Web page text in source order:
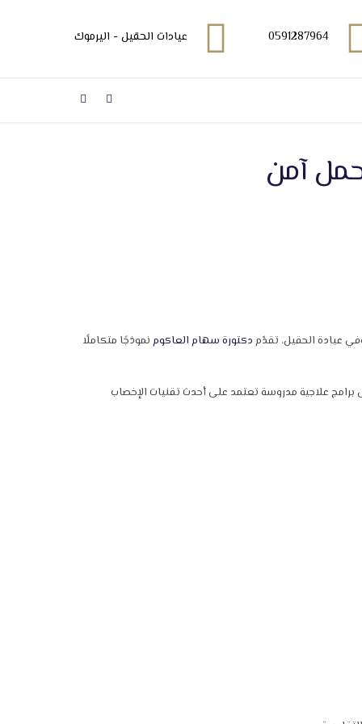
0591287964 عيادات الحقيل - اليرموك
آمن
عيادة الحقيل، تقدّم دكتورة سهام العاكوم نموذجًا متكاملًا
برامج علاجية مدروسة تعتمد على أحدث تقنيات الإخصاب